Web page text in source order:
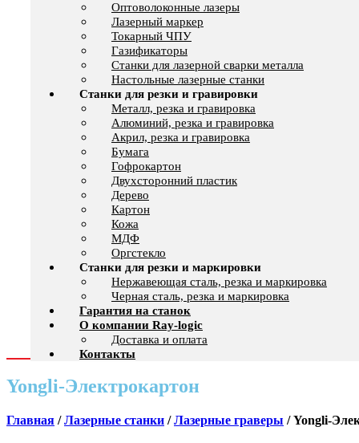
Оптоволоконные лазеры
Лазерный маркер
Токарный ЧПУ
Газификаторы
Cтанки для лазерной сварки металла
Настольные лазерные станки
Станки для резки и гравировки
Металл, резка и гравировка
Алюминий, резка и гравировка
Акрил, резка и гравировка
Бумага
Гофрокартон
Двухсторонний пластик
Дерево
Картон
Кожа
МДФ
Оргстекло
Станки для резки и маркировки
Нержавеющая сталь, резка и маркировка
Черная сталь, резка и маркировка
Гарантия на станок
О компании Ray-logic
Доставка и оплата
Контакты
Yongli-Электрокартон
Главная /Лазерные станки /Лазерные граверы / Yongli-